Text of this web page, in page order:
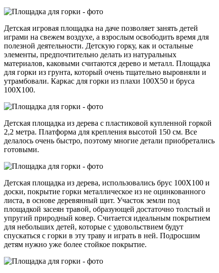
Детская игровая площадка на даче позволяет занять детей
играми на свежем воздухе, а взрослым освободить время для
полезной деятельности. Детскую горку, как и остальные
элементы, предпочтительно делать из натуральных
материалов, каковыми считаются дерево и металл. Площадка
для горки из грунта, который очень тщательно выровняли и
утрамбовали. Каркас для горки из плахи 100Х50 и бруса
100Х100.
Детская площадка из дерева с пластиковой купленной горкой
2,2 метра. Платформа для крепления высотой 150 см. Все
делалось очень быстро, поэтому многие детали приобретались
готовыми.
Детская площадка из дерева, использовались брус 100Х100 и
доски, покрытие горки металлическое из не оцинкованного
листа, в основе деревянный щит. Участок земли под
площадкой засеян травой, образующей достаточно толстый и
упругий природный ковер. Считается идеальным покрытием
для небольших детей, которые с удовольствием будут
спускаться с горки в эту траву и играть в ней. Подросшим
детям нужно уже более стойкое покрытие.